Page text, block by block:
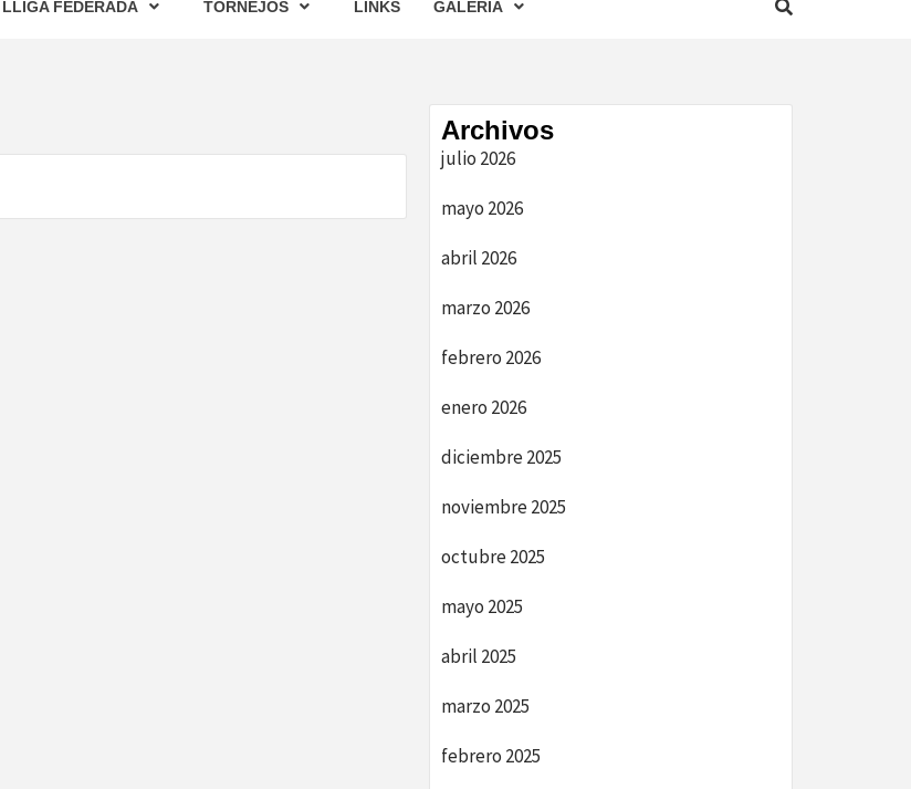
LLIGA FEDERADA TORNEJOS LINKS GALERIA
Archivos
julio 2026
mayo 2026
abril 2026
marzo 2026
febrero 2026
enero 2026
diciembre 2025
noviembre 2025
octubre 2025
mayo 2025
abril 2025
marzo 2025
febrero 2025